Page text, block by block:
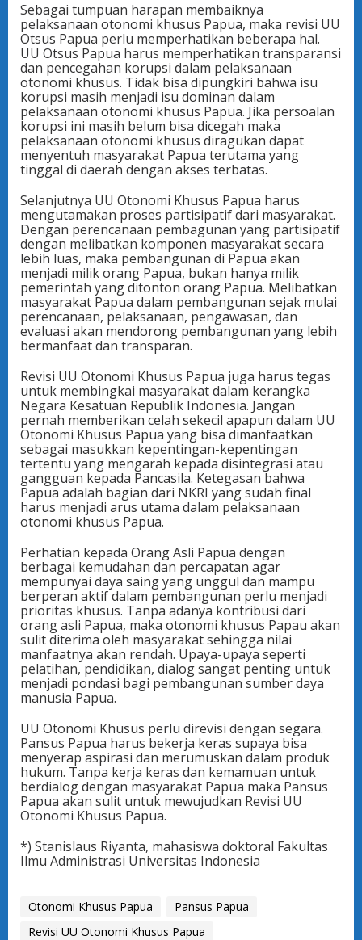
Sebagai tumpuan harapan membaiknya
pelaksanaan otonomi khusus Papua, maka revisi UU
Otsus Papua perlu memperhatikan beberapa hal.
UU Otsus Papua harus memperhatikan transparansi
dan pencegahan korupsi dalam pelaksanaan
otonomi khusus. Tidak bisa dipungkiri bahwa isu
korupsi masih menjadi isu dominan dalam
pelaksanaan otonomi khusus Papua. Jika persoalan
korupsi ini masih belum bisa dicegah maka
pelaksanaan otonomi khusus diragukan dapat
menyentuh masyarakat Papua terutama yang
tinggal di daerah dengan akses terbatas.
Selanjutnya UU Otonomi Khusus Papua harus
mengutamakan proses partisipatif dari masyarakat.
Dengan perencanaan pembagunan yang partisipatif
dengan melibatkan komponen masyarakat secara
lebih luas, maka pembangunan di Papua akan
menjadi milik orang Papua, bukan hanya milik
pemerintah yang ditonton orang Papua. Melibatkan
masyarakat Papua dalam pembangunan sejak mulai
perencanaan, pelaksanaan, pengawasan, dan
evaluasi akan mendorong pembangunan yang lebih
bermanfaat dan transparan.
Revisi UU Otonomi Khusus Papua juga harus tegas
untuk membingkai masyarakat dalam kerangka
Negara Kesatuan Republik Indonesia. Jangan
pernah memberikan celah sekecil apapun dalam UU
Otonomi Khusus Papua yang bisa dimanfaatkan
sebagai masukkan kepentingan-kepentingan
tertentu yang mengarah kepada disintegrasi atau
gangguan kepada Pancasila. Ketegasan bahwa
Papua adalah bagian dari NKRI yang sudah final
harus menjadi arus utama dalam pelaksanaan
otonomi khusus Papua.
Perhatian kepada Orang Asli Papua dengan
berbagai kemudahan dan percapatan agar
mempunyai daya saing yang unggul dan mampu
berperan aktif dalam pembangunan perlu menjadi
prioritas khusus. Tanpa adanya kontribusi dari
orang asli Papua, maka otonomi khusus Papau akan
sulit diterima oleh masyarakat sehingga nilai
manfaatnya akan rendah. Upaya-upaya seperti
pelatihan, pendidikan, dialog sangat penting untuk
menjadi pondasi bagi pembangunan sumber daya
manusia Papua.
UU Otonomi Khusus perlu direvisi dengan segara.
Pansus Papua harus bekerja keras supaya bisa
menyerap aspirasi dan merumuskan dalam produk
hukum. Tanpa kerja keras dan kemamuan untuk
berdialog dengan masyarakat Papua maka Pansus
Papua akan sulit untuk mewujudkan Revisi UU
Otonomi Khusus Papua.
*) Stanislaus Riyanta, mahasiswa doktoral Fakultas
Ilmu Administrasi Universitas Indonesia
Otonomi Khusus Papua
Pansus Papua
Revisi UU Otonomi Khusus Papua